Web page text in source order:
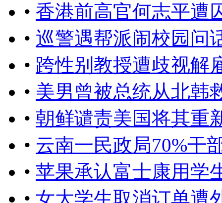
• 香港前高官何志平遭
• 巡警遇帮派闹校园问
• 跨性别教授遭歧视解
• 美男曾被总统从北韩
• 朝鲜谴责美国将其重
• 云南一民政局70%干
• 苹果承认富士康用学
• 女大学生取消订单遭